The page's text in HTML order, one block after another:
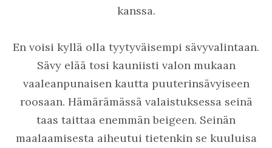
kanssa.
En voisi kyllä olla tyytyväisempi sävyvalintaan.
Sävy elää tosi kauniisti valon mukaan
vaaleanpunaisen kautta puuterinsävyiseen
roosaan. Hämärämässä valaistuksessa seinä
taas taittaa enemmän beigeen. Seinän
maalaamisesta aiheutui tietenkin se kuuluisa